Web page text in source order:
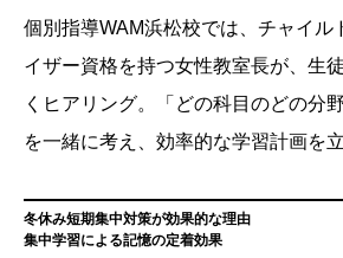
個別指導WAM浜松校では、チャイル
イザー資格を持つ女性教室長が、生
くヒアリング。「どの科目のどの分
を一緒に考え、効率的な学習計画を
冬休み短期集中対策が効果的な理由
集中学習による記憶の定着効果